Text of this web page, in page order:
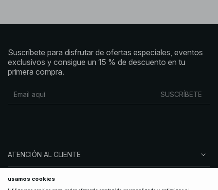
Suscríbete para disfrutar de ofertas especiales, eventos
exclusivos y consigue un 15 % de descuento en tu
primera compra.
SUSCRÍBETE
ATENCIÓN AL CLIENTE
SOBRE NA-KD